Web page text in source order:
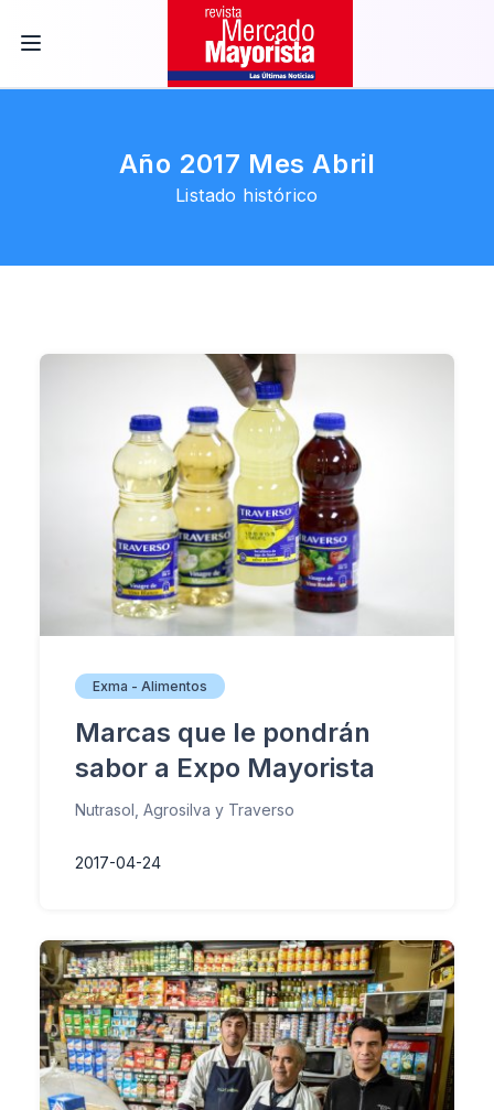
Año 2017 Mes Abril
Listado histórico
Exma - Alimentos
Marcas que le pondrán
sabor a Expo Mayorista
Nutrasol, Agrosilva y Traverso
2017-04-24